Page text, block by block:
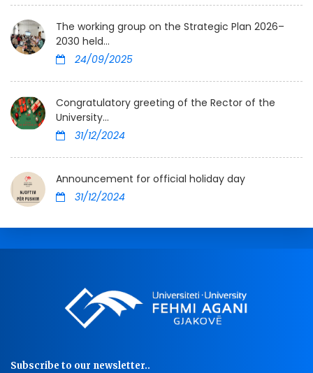
The working group on the Strategic Plan 2026–
2030 held...
24/09/2025
Congratulatory greeting of the Rector of the
University...
31/12/2024
Announcement for official holiday day
31/12/2024
Subscribe to our newsletter..